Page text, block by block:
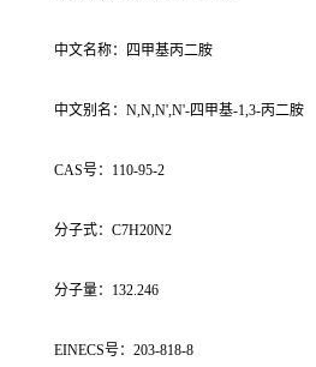
中文名称：四甲基丙二胺
中文别名：N,N,N',N'-四甲基-1,3-丙二胺
CAS号：110-95-2
分子式：C7H20N2
分子量：132.246
EINECS号：203-818-8